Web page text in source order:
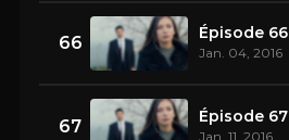
66 Épisode 66
Jan. 04, 2016
67 Épisode 67
Jan. 11, 2016